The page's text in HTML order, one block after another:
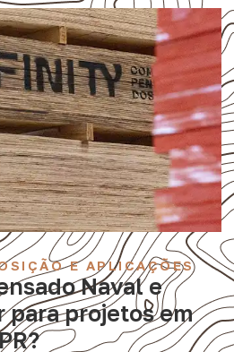
E APLICAÇÕES
Naval e
para projetos em